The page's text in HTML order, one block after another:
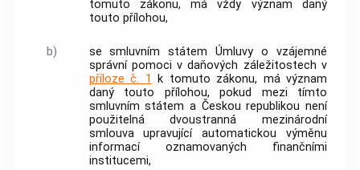
tomuto zákonu, má vždy význam daný
touto přílohou,
b) sesmluvním státem Úmluvy o vzájemné
správní pomoci v daňových záležitostech v
příloze č. 1
k tomuto zákonu, má význam
daný touto přílohou, pokud mezi tímto
smluvním státem a Českou republikou není
použitelná dvoustranná mezinárodní
smlouva upravující automatickou výměnu
informacíoznamovaných finančními
institucemi,